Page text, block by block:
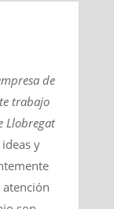
de
trabajo
Llobregat​
y